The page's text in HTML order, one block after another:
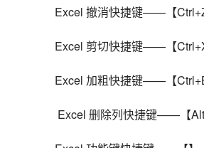
Excel 撤消快捷键——【Ctrl+Z
Excel 剪切快捷键——【
Excel 加粗快捷键——【
Excel 删除列快捷键——【Alt